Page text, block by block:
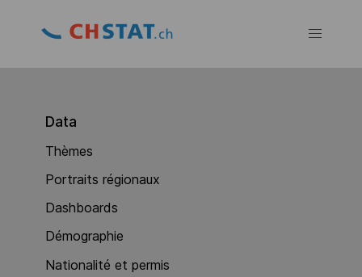
Data
Thèmes
Portraits régionaux
Dashboards
Démographie
Nationalité et permis